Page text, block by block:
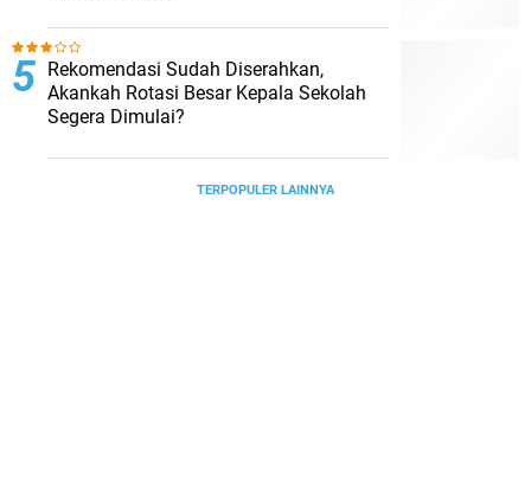
Rekomendasi Sudah Diserahkan,
Akankah Rotasi Besar Kepala Sekolah
Segera Dimulai?
TERPOPULER LAINNYA